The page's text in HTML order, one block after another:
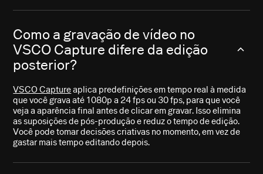
Como a gravação de vídeo no
VSCO Capture difere da edição
posterior?
VSCO Captureaplica predefinições em tempo real à medida
que você grava até 1080p a 24 fps ou 30 fps, para que você
veja a aparência final antes de clicar em gravar. Isso elimina
as suposições de pós-produção e reduz o tempo de edição.
Você pode tomar decisões criativas no momento, em vez de
gastar mais tempo editando depois.